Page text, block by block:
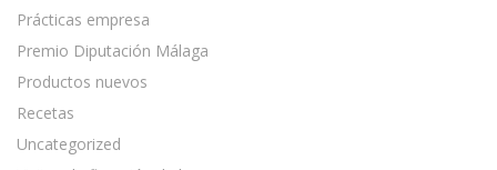
Prácticas empresa
Premio Diputación Málaga
Productos nuevos
Recetas
Uncategorized